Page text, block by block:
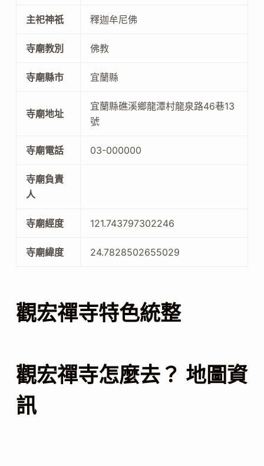
主祀神祇 釋迦牟尼佛
寺廟教別 佛教
寺廟縣市 宜蘭縣
寺廟地址
宜蘭縣礁溪鄉龍潭村龍泉路46巷13
號
寺廟電話 03-000000
寺廟負責
人
寺廟經度 121.743797302246
寺廟緯度 24.7828502655029
觀宏禪寺特色統整
觀宏禪寺怎麼去？ 地圖資
訊